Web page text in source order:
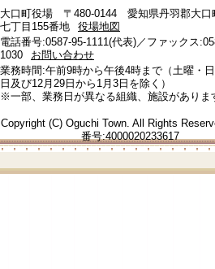
大口町役場 〒480-0144 愛知県丹羽郡大口
七丁目155番地
役場地図
電話番号:0587-95-1111(代表)／ファックス
1030
お問い合わせ
業務時間:午前9時から午後4時まで（土曜・
日及び12月29日から1月3日を除く）
※一部、業務日が異なる組織、施設がありま
Copyright (C) Oguchi Town. All Rights
番号:4000020233617